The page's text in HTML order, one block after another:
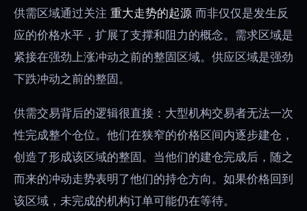
供需区域通过关注 重大走势的起源 而非仅仅是发生反
应的价格水平，扩展了支撑和阻力的概念。需求区域是
紧接在强劲上涨冲动之前的整固区域。供应区域是强劲
下跌冲动之前的整固。
供需交易背后的逻辑很直接：大型机构交易者无法一次
性完成整个仓位。他们在狭窄的价格区间内逐步建仓，
创造了形成该区域的整固。当他们的建仓完成后，随之
而来的冲动走势表明了他们的持仓方向。如果价格回到
该区域，未完成的机构订单可能仍在等待。